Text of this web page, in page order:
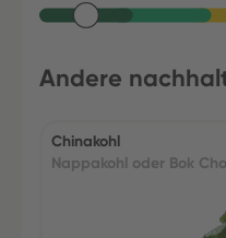
Andere
Chinakohl
Nappakohl oder Bok